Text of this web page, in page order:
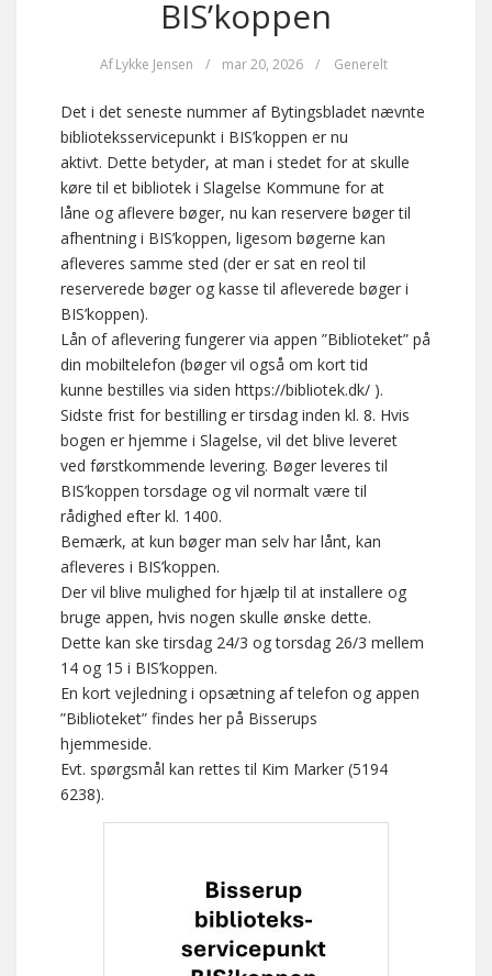
BIS’koppen
Af Lykke Jensen / mar 20, 2026 / Generelt
Det i det seneste nummer af Bytingsbladet nævnte
biblioteksservicepunkt i BIS’koppen er nu
aktivt. Dette betyder, at man i stedet for at skulle
køre til et bibliotek i Slagelse Kommune for at
låne og aflevere bøger, nu kan reservere bøger til
afhentning i BIS’koppen, ligesom bøgerne kan
afleveres samme sted (der er sat en reol til
reserverede bøger og kasse til afleverede bøger i
BIS’koppen).
Lån of aflevering fungerer via appen ”Biblioteket” på
din mobiltelefon (bøger vil også om kort tid
kunne bestilles via siden https://bibliotek.dk/ ).
Sidste frist for bestilling er tirsdag inden kl. 8. Hvis
bogen er hjemme i Slagelse, vil det blive leveret
ved førstkommende levering. Bøger leveres til
BIS’koppen torsdage og vil normalt være til
rådighed efter kl. 1400.
Bemærk, at kun bøger man selv har lånt, kan
afleveres i BIS’koppen.
Der vil blive mulighed for hjælp til at installere og
bruge appen, hvis nogen skulle ønske dette.
Dette kan ske tirsdag 24/3 og torsdag 26/3 mellem
14 og 15 i BIS’koppen.
En kort vejledning i opsætning af telefon og appen
”Biblioteket” findes her på Bisserups
hjemmeside.
Evt. spørgsmål kan rettes til Kim Marker (5194
6238).